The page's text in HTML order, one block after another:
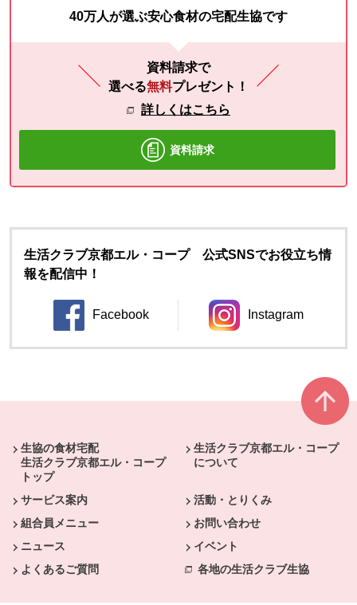
40万人が選ぶ安心食材の宅配生協です
資料請求で
選べる無料プレゼント！
詳しくはこちら
資料請求
生活クラブ京都エル・コープ 公式SNSでお役立ち情
報を配信中！
Facebook
別のウィンドウで開きます。
Instagram
別のウィンドウ
生協の食材宅配
生活クラブ京都エル・コープ
トップ
生活クラブ京都エル・コープ
について
サービス案内
活動・とりくみ
組合員メニュー
お問い合わせ
ニュース
イベント
よくあるご質問
各地の生活クラブ生協